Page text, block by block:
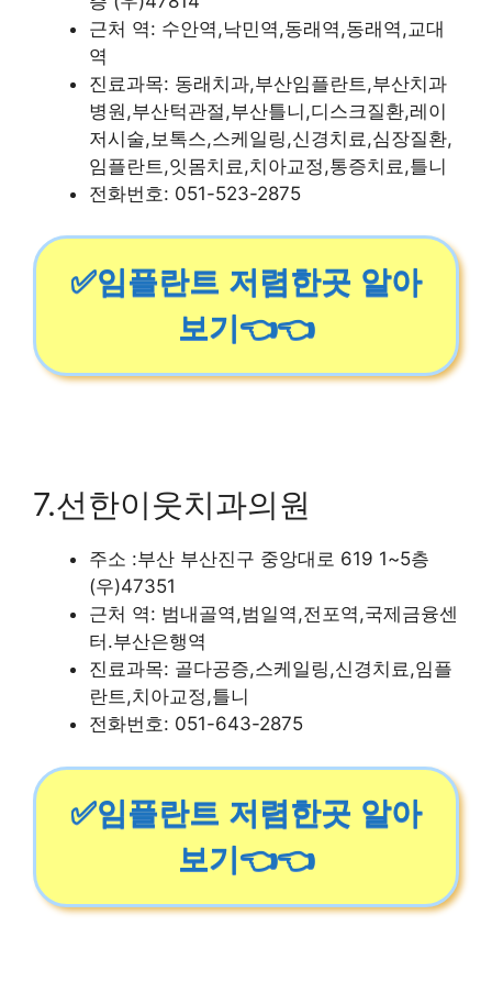
근처 역: 수안역,낙민역,동래역,동래역,교대
역
진료과목: 동래치과,부산임플란트,부산치과
병원,부산턱관절,부산틀니,디스크질환,레이
저시술,보톡스,스케일링,신경치료,심장질환,
임플란트,잇몸치료,치아교정,통증치료,틀니
전화번호: 051-523-2875
✅임플란트 저렴한곳 알아
보기👈👈
7.선한이웃치과의원
주소 :부산 부산진구 중앙대로 619 1~5층
(우)47351
근처 역: 범내골역,범일역,전포역,국제금융센
터.부산은행역
진료과목: 골다공증,스케일링,신경치료,임플
란트,치아교정,틀니
전화번호: 051-643-2875
✅임플란트 저렴한곳 알아
보기👈👈